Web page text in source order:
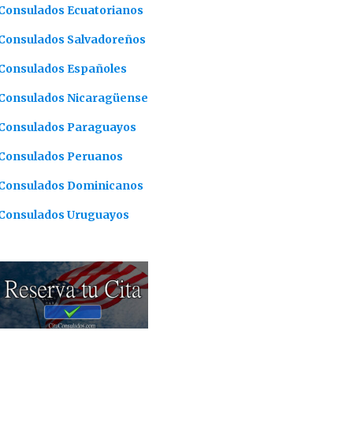
Ecuatorianos
Salvadoreños
Españoles
Nicaragüense
Paraguayos
Peruanos
Dominicanos
Uruguayos